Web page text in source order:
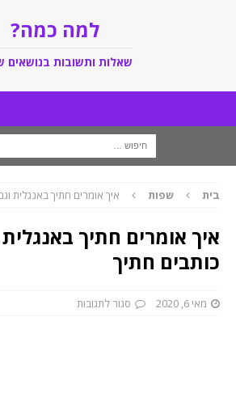
למה כמה?
שאלות ותשובות בנושאים
בית שפות איך אומרים חתיך באנגלית
איך אומרים חתיך באנגלית
כותבים חתיך
מאי 6, 2020 סגור לתגובות